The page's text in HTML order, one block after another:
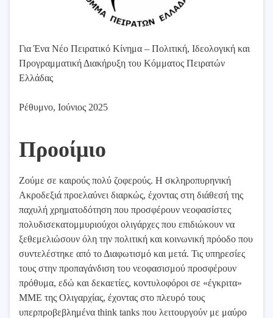
Για Ένα Νέο Πειρατικό Κίνημα – Πολιτική, Ιδεολογική και
Προγραμματική Διακήρυξη του Κόμματος Πειρατών
Ελλάδας
Ρέθυμνο, Ιούνιος 2025
Προοίμιο
Ζούμε σε καιρούς πολύ ζοφερούς. Η σκληροπυρηνική
Ακροδεξιά προελαύνει διαρκώς, έχοντας στη διάθεσή της
παχυλή χρηματοδότηση που προσφέρουν νεοφασίστες
πολυδισεκατομμυριούχοι ολιγάρχες που επιδιώκουν να
ξεθεμελιώσουν όλη την πολιτική και κοινωνική πρόοδο που
συντελέστηκε από το Διαφωτισμό και μετά. Τις υπηρεσίες
τους στην προπαγάνδιση του νεοφασισμού προσφέρουν
πρόθυμα, εδώ και δεκαετίες, κοντυλοφόροι σε «έγκριτα»
ΜΜΕ της Ολιγαρχίας, έχοντας στο πλευρό τους
υπερπροβεβλημένα think tanks που λειτουργούν με μαύρο